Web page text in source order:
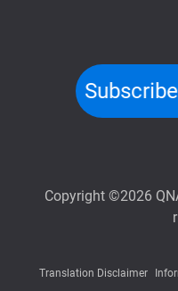
Copyright ©2026
Translation Disclaimer